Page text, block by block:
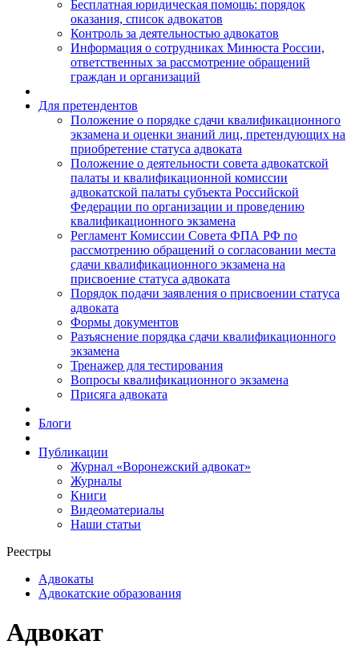
Бесплатная юридическая помощь: порядок
оказания, список адвокатов
Контроль за деятельностью адвокатов
Информация о сотрудниках Минюста России,
ответственных за рассмотрение обращений
граждан и организаций
Для претендентов
Положение о порядке сдачи квалификационного
экзамена и оценки знаний лиц, претендующих на
приобретение статуса адвоката
Положение о деятельности совета адвокатской
палаты и квалификационной комиссии
адвокатской палаты субъекта Российской
Федерации по организации и проведению
квалификационного экзамена
Регламент Комиссии Совета ФПА РФ по
рассмотрению обращений о согласовании места
сдачи квалификационного экзамена на
присвоение статуса адвоката
Порядок подачи заявления о присвоении статуса
адвоката
Формы документов
Разъяснение порядка сдачи квалификационного
экзамена
Тренажер для тестирования
Вопросы квалификационного экзамена
Присяга адвоката
Блоги
Публикации
Журнал «Воронежский адвокат»
Журналы
Книги
Видеоматериалы
Наши статьи
Реестры
Адвокаты
Адвокатские образования
Адвокат